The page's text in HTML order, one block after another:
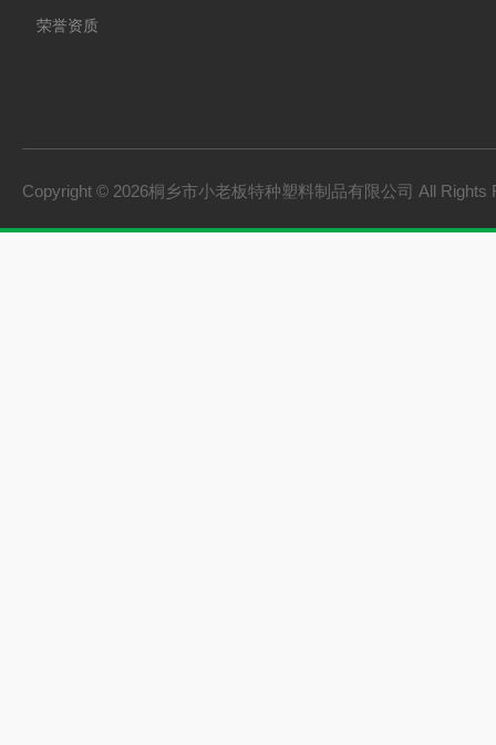
荣誉资质
Copyright © 2026桐乡市小老板特种塑料制品有限公司 All